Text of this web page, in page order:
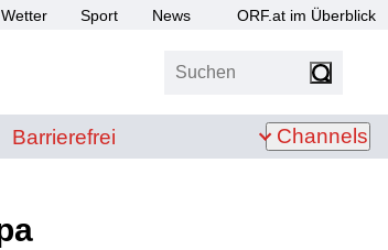
Wetter Sport News ORF.at im Überblick
Suchen
Barrierefrei
Barrierefrei Channels